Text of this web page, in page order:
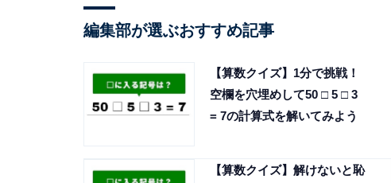
編集部が選ぶおすすめ記事
【算数クイズ】1分で挑戦！
空欄を穴埋めして50 □ 5 □ 3
= 7の計算式を解いてみよう
【算数クイズ】解けないと恥